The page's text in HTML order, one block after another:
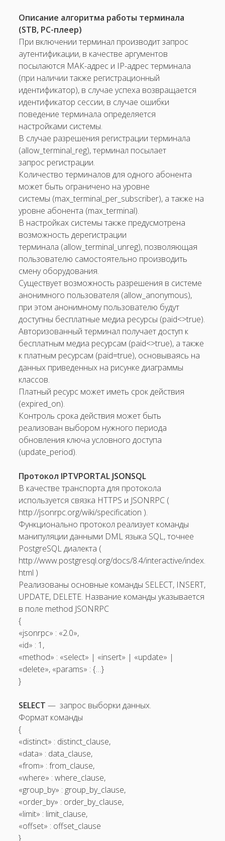
Описание алгоритма работы терминала
(STB, PC-­плеер)
При включении терминал производит запрос
аутентификации, в качестве аргументов
посылаются МАК-адрес и IP-адрес терминала
(при наличии также регистрационный
идентификатор), в случае успеха возвращается
идентификатор сессии, в случае ошибки
поведение терминала определяется
настройками системы.
В случае разрешения регистрации терминала
(allow_terminal_reg), терминал посылает
запрос регистрации.
Количество терминалов для одного абонента
может быть ограничено на уровне
системы (max_terminal_per_subscriber), а также на
уровне абонента (max_terminal).
В настройках системы также предусмотрена
возможность дерегистрации
терминала (allow_terminal_unreg), позволяющая
пользователю самостоятельно производить
смену оборудования.
Существует возможность разрешения в системе
анонимного пользователя (allow_anonymous),
при этом анонимному пользователю будут
доступны бесплатные медиа ресурсы (paid<>true).
Авторизованный терминал получает доступ к
бесплатным медиа ресурсам (paid<>true), а также
к платным ресурсам (paid=true), основываясь на
данных приведенных на рисунке диаграммы
классов.
Платный ресурс может иметь срок действия
(expired_on).
Контроль срока действия может быть
реализован выбором нужного периода
обновления ключа условного доступа
(update_period).
Протокол IPTVPORTAL JSON­SQL
В качестве транспорта для протокола
используется связка HTTPS и JSON­RPC (
http://json­rpc.org/wiki/specification ).
Функционально протокол реализует команды
манипуляции данными DML языка SQL, точнее
PostgreSQL диалекта (
http://www.postgresql.org/docs/8.4/interactive/index.
html )
Реализованы основные команды SELECT, INSERT,
UPDATE, DELETE. Название команды указывается
в поле method JSON­RPC
{
«jsonrpc» : «2.0»,
«id» : 1,
«method» : «select» | «insert» | «update» |
«delete», «params» : {…}
}
SELECT — ­ запрос выборки данных.
Формат команды
{
«distinct» : distinct_clause,
«data» : data_clause,
«from» : from_clause,
«where» : where_clause,
«group_by» : group_by_clause,
«order_by» : order_by_clause,
«limit» : limit_clause,
«offset» : offset_clause
}